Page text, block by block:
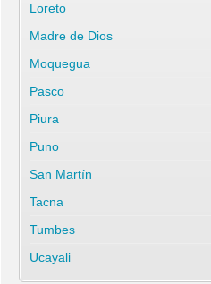
Loreto
Madre de Dios
Moquegua
Pasco
Piura
Puno
San Martín
Tacna
Tumbes
Ucayali